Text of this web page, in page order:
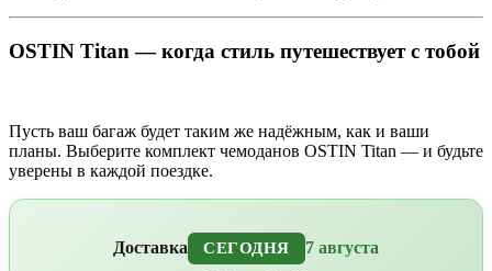
OSTIN Titan — когда стиль путешествует с тобой
Пусть ваш багаж будет таким же надёжным, как и ваши
планы. Выберите комплект чемоданов OSTIN Titan — и будьте
уверены в каждой поездке.
Доставка СЕГОДНЯ 7 августа